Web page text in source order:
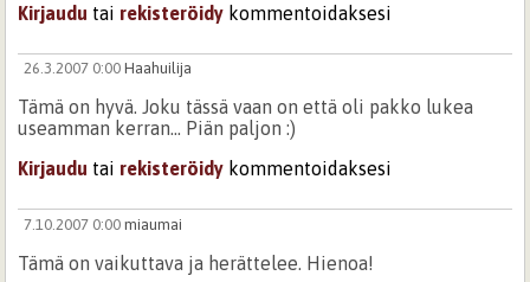
Kirjaudu tai rekisteröidy kommentoidaksesi
26.3.2007 0:00 Haahuilija
Tämä on hyvä. Joku tässä vaan on että oli pakko lukea
useamman kerran... Piän paljon :)
Kirjaudu tai rekisteröidy kommentoidaksesi
7.10.2007 0:00 miaumai
Tämä on vaikuttava ja herättelee. Hienoa!